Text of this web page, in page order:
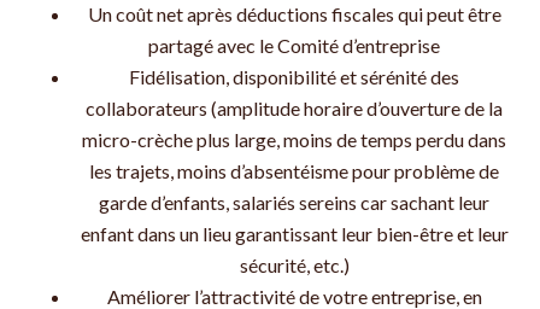
Un coût net après déductions fiscales qui peut être
partagé avec le Comité d’entreprise
Fidélisation, disponibilité et sérénité des
collaborateurs (amplitude horaire d’ouverture de la
micro-crèche plus large, moins de temps perdu dans
les trajets, moins d’absentéisme pour problème de
garde d’enfants, salariés sereins car sachant leur
enfant dans un lieu garantissant leur bien-être et leur
sécurité, etc.)
Améliorer l’attractivité de votre entreprise, en